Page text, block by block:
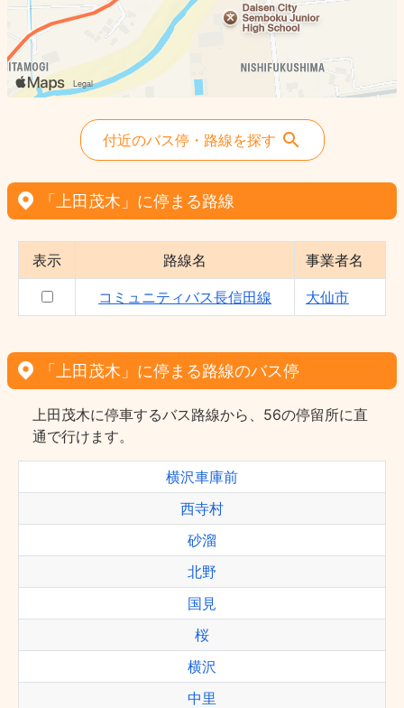
付近のバス停・路線を探す
「上田茂木」に停まる路線
表示 路線名 事業者名
コミュニティバス長信田線 大仙市
「上田茂木」に停まる路線のバス停
上田茂木に停車するバス路線から、56の停留所に直
通で行けます。
横沢車庫前
西寺村
砂溜
北野
国見
桜
横沢
中里